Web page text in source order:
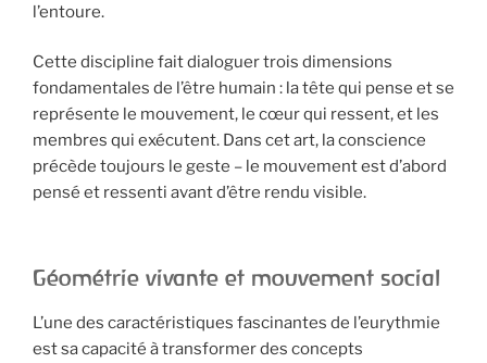
l’entoure.
Cette discipline fait dialoguer trois dimensions
fondamentales de l’être humain : la tête qui pense et se
représente le mouvement, le cœur qui ressent, et les
membres qui exécutent. Dans cet art, la conscience
précède toujours le geste – le mouvement est d’abord
pensé et ressenti avant d’être rendu visible.
Géométrie vivante et mouvement social
L’une des caractéristiques fascinantes de l’eurythmie
est sa capacité à transformer des concepts